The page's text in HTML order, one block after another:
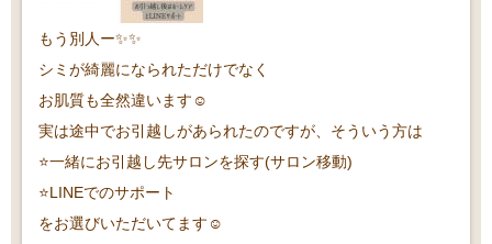
もう別人ー✨✨
シミが綺麗になられただけでなく
お肌質も全然違います☺️
実は途中でお引越しがあられたのですが、そういう方は
⭐️一緒にお引越し先サロンを探す(サロン移動)
⭐️LINEでのサポート
をお選びいただいてます☺️